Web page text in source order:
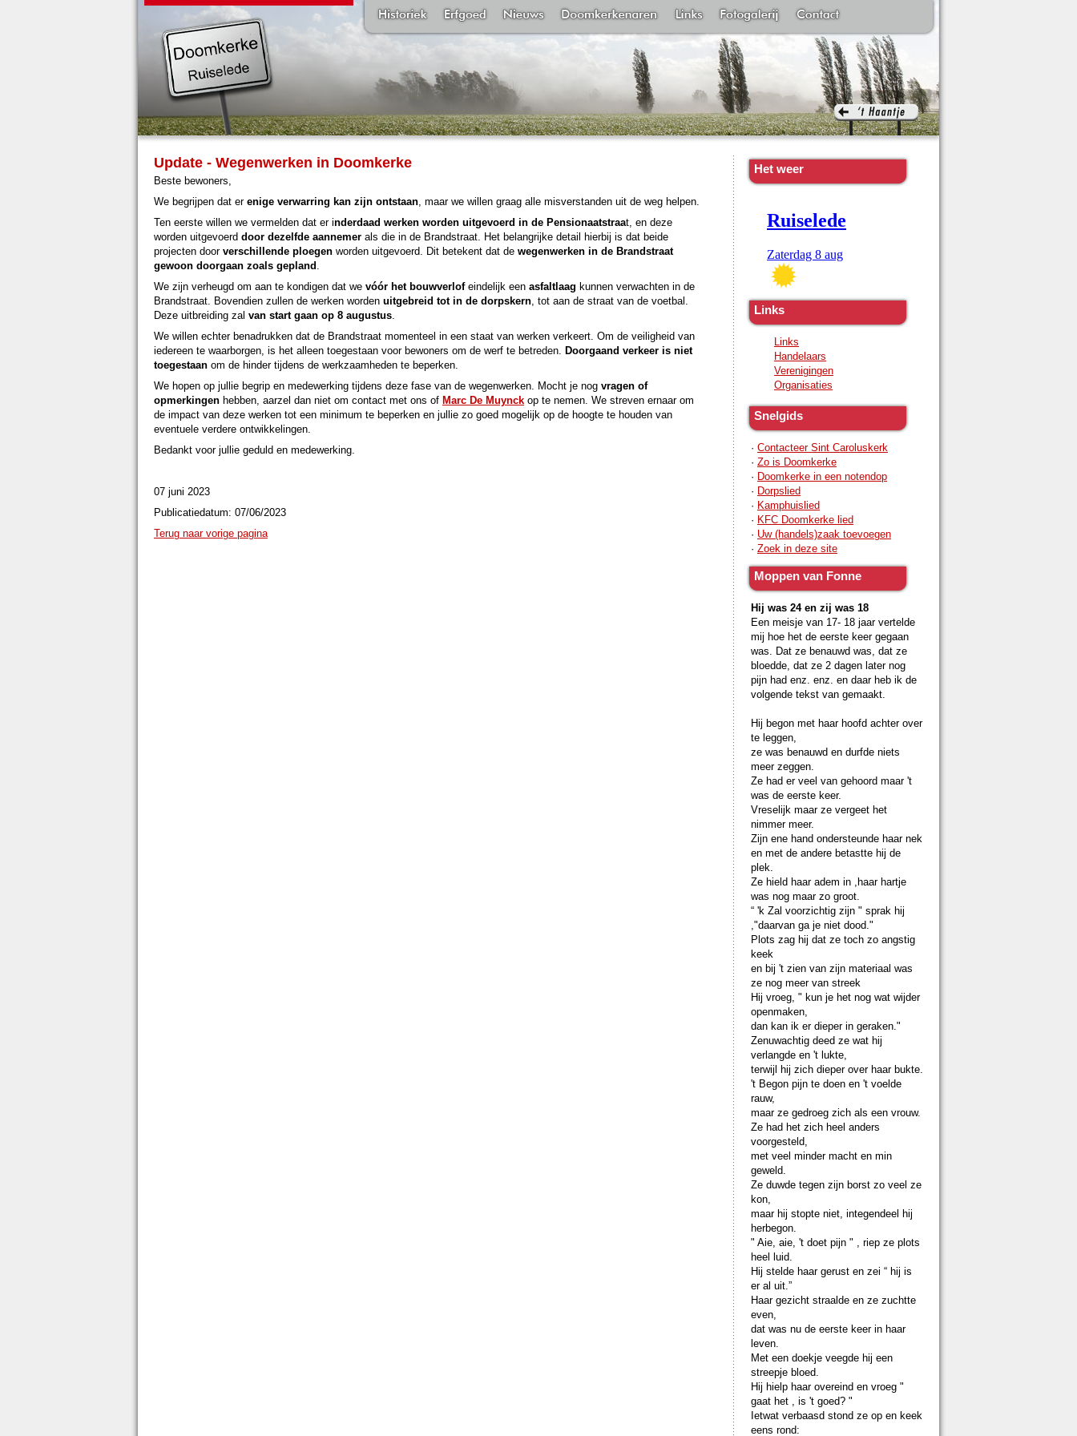
Update - Wegenwerken in Doomkerke
Beste bewoners,
We begrijpen dat er enige verwarring kan zijn ontstaan, maar we willen graag alle misverstanden uit de weg helpen.
Ten eerste willen we vermelden dat er inderdaad werken worden uitgevoerd in de Pensionaatstraat, en deze
worden uitgevoerd door dezelfde aannemer als die in de Brandstraat. Het belangrijke detail hierbij is dat beide
projecten door verschillende ploegen worden uitgevoerd. Dit betekent dat de wegenwerken in de Brandstraat
gewoon doorgaan zoals gepland .
We zijn verheugd om aan te kondigen dat we vóór het bouwverlofeindelijk een asfaltlaag kunnen verwachten in de
Brandstraat. Bovendien zullen de werken worden uitgebreid tot in de dorpskern, tot aan de straat van de voetbal.
Deze uitbreiding zal van start gaan op 8 augustus.
We willen echter benadrukken dat de Brandstraat momenteel in een staat van werken verkeert. Om de veiligheid van
iedereen te waarborgen, is het alleen toegestaan voor bewoners om de werf te betreden. Doorgaand verkeer is niet
toegestaan om de hinder tijdens de werkzaamheden te beperken.
We hopen op jullie begrip en medewerking tijdens deze fase van de wegenwerken. Mocht je nog vragen of
opmerkingen hebben, aarzel dan niet om contact met ons of Marc De Muynck op te nemen. We streven ernaar om
de impact van deze werken tot een minimum te beperken en jullie zo goed mogelijk op de hoogte te houden van
eventuele verdere ontwikkelingen.
Bedankt voor jullie geduld en medewerking.
07 juni 2023
Publicatiedatum: 07/06/2023
Terug naar vorige pagina
Het weer
Links
Links
Handelaars
Verenigingen
Organisaties
Snelgids
· Contacteer Sint Caroluskerk
· Zo is Doomkerke
· Doomkerke in een notendop
· Dorpslied
· Kamphuislied
· KFC Doomkerke lied
· Uw (handels)zaak toevoegen
· Zoek in deze site
Moppen van Fonne
Hij was 24 en zij was 18
Een meisje van 17- 18 jaar vertelde
mij hoe het de eerste keer gegaan
was. Dat ze benauwd was, dat ze
bloedde, dat ze 2 dagen later nog
pijn had enz. enz. en daar heb ik de
volgende tekst van gemaakt.
Hij begon met haar hoofd achter over
te leggen,
ze was benauwd en durfde niets
meer zeggen.
Ze had er veel van gehoord maar 't
was de eerste keer.
Vreselijk maar ze vergeet het
nimmer meer.
Zijn ene hand ondersteunde haar nek
en met de andere betastte hij de
plek.
Ze hield haar adem in ,haar hartje
was nog maar zo groot.
“ 'k Zal voorzichtig zijn " sprak hij
,"daarvan ga je niet dood."
Plots zag hij dat ze toch zo angstig
keek
en bij 't zien van zijn materiaal was
ze nog meer van streek
Hij vroeg, " kun je het nog wat wijder
openmaken,
dan kan ik er dieper in geraken."
Zenuwachtig deed ze wat hij
verlangde en 't lukte,
terwijl hij zich dieper over haar bukte.
't Begon pijn te doen en 't voelde
rauw,
maar ze gedroeg zich als een vrouw.
Ze had het zich heel anders
voorgesteld,
met veel minder macht en min
geweld.
Ze duwde tegen zijn borst zo veel ze
kon,
maar hij stopte niet, integendeel hij
herbegon.
" Aie, aie, 't doet pijn " , riep ze plots
heel luid.
Hij stelde haar gerust en zei “ hij is
er al uit.”
Haar gezicht straalde en ze zuchtte
even,
dat was nu de eerste keer in haar
leven.
Met een doekje veegde hij een
streepje bloed.
Hij hielp haar overeind en vroeg "
gaat het , is 't goed? "
Ietwat verbaasd stond ze op en keek
eens rond: